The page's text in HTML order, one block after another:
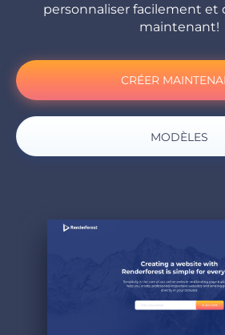
personnaliser facilement et
maintenant!
CRÉER
MODÈLES